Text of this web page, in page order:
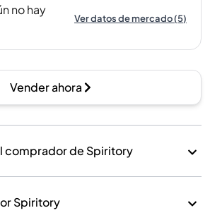
no hay
Ver datos de mercado(5)
Vender ahora
comprador de Spiritory
Spiritory